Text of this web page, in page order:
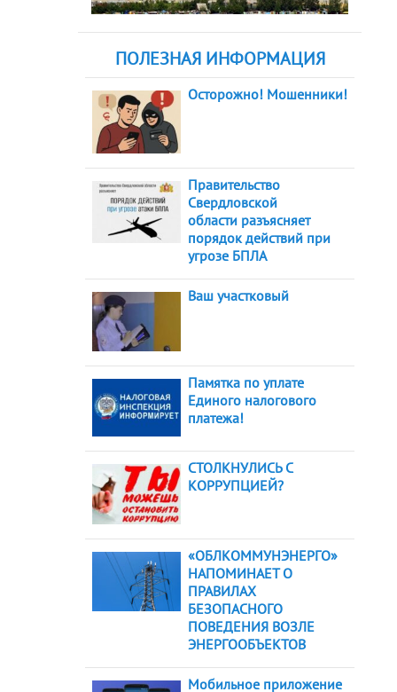
ПОЛЕЗНАЯ ИНФОРМАЦИЯ
Осторожно! Мошенники!
Правительство
Свердловской
области разъясняет
порядок действий при
угрозе БПЛА
Ваш участковый
Памятка по уплате
Единого налогового
платежа!
СТОЛКНУЛИСЬ С
КОРРУПЦИЕЙ?
«ОБЛКОММУНЭНЕРГО»
НАПОМИНАЕТ О
ПРАВИЛАХ
БЕЗОПАСНОГО
ПОВЕДЕНИЯ ВОЗЛЕ
ЭНЕРГООБЪЕКТОВ
Мобильное приложение